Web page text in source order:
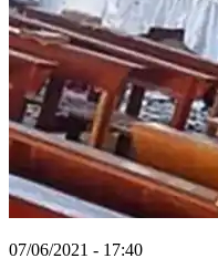
07/06/2021 - 17:40